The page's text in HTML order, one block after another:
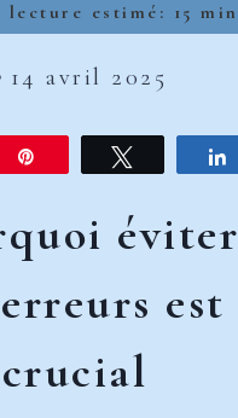
14 avril 2025
Épingle Tweetez
éviter
est
crucial